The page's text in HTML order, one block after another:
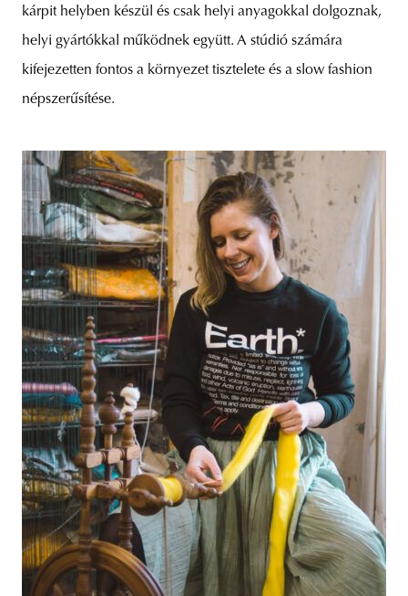
kárpit helyben készül és csak helyi anyagokkal dolgoznak,
helyi gyártókkal működnek együtt. A stúdió számára
kifejezetten fontos a környezet tisztelete és a slow fashion
népszerűsítése.